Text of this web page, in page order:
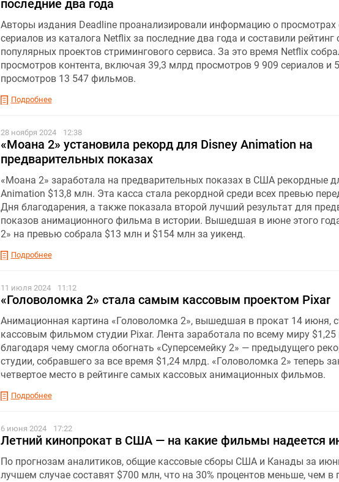
последние два года
Авторы издания Deadline проанализировали информацию о
сериалов из каталога Netflix за последние два года и составили
популярных проектов стримингового сервиса. За это время Netflix
просмотров контента, включая 39,3 млрд просмотров 9 909 сериалов и
просмотров 13 547 фильмов.
Подробнее
28 ноября 2024 12:38
«Моана 2» установила рекорд для Disney Animation на
предварительных показах
«Моана 2» заработала на предварительных показах в США рекордные
Animation $13,8 млн. Эта касса стала рекордной среди всех превью
Дня благодарения, а также показала второй лучший результат для
показов анимационного фильма в истории. Вышедшая в июне этого
2» на превью собрала $13 млн и $154 млн за уикенд.
Подробнее
11 июля 2024 11:12
«Головоломка 2» стала самым кассовым проектом Pixar
Анимационная картина «Головоломка 2», вышедшая в прокат 14 июня,
кассовым фильмом студии Pixar. Лента заработала по всему миру
благодаря чему смогла обогнать «Суперсемейку 2» — предыдущего
студии, собравшего за все время $1,24 млрд. «Головоломка 2» теперь
четвертое место в рейтинге самых кассовых анимационных фильмов.
Подробнее
6 июня 2024 17:22
Летний кинопрокат в США — на какие фильмы надеется
По прогнозам аналитиков, общие кассовые сборы США и Канады за
лучшем случае составят $700 млн, что на 30% процентов меньше, чем в